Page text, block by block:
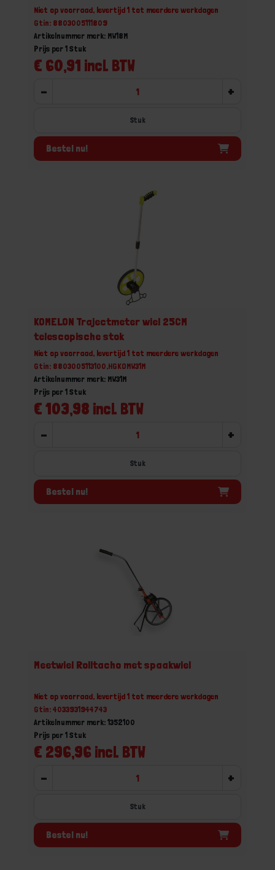
Niet op voorraad, levertijd 1 tot meerdere werkdagen
Gtin: 8803005111809
Artikelnummer merk: MW18M
€ 60,91 incl. BTW
Prijs per 1 Stuk
- +
Stuk
Bestel nu!
KOMELON Trajectmeter wiel 25CM
telescopische stok
Niet op voorraad, levertijd 1 tot meerdere werkdagen
Gtin: 8803005113100,HGKOMW31M
Artikelnummer merk: MW31M
€ 103,98 incl. BTW
Prijs per 1 Stuk
- +
Stuk
Bestel nu!
Meetwiel Rolltacho met spaakwiel
Niet op voorraad, levertijd 1 tot meerdere werkdagen
Gtin: 4033931944743
Artikelnummer merk: 1352100
€ 296,96 incl. BTW
Prijs per 1 Stuk
- +
Stuk
Bestel nu!